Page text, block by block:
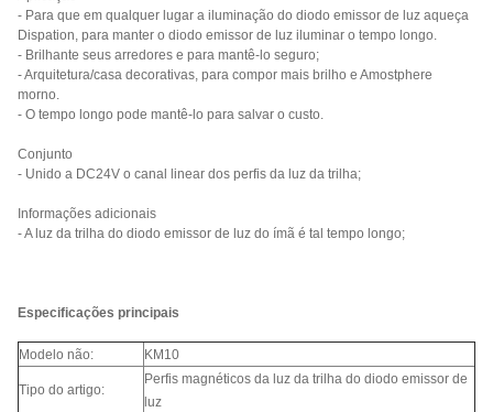
- Para que em qualquer lugar a iluminação do diodo emissor de luz aqueça
Dispation, para manter o diodo emissor de luz iluminar o tempo longo.
- Brilhante seus arredores e para mantê-lo seguro;
- Arquitetura/casa decorativas, para compor mais brilho e Amostphere
morno.
- O tempo longo pode mantê-lo para salvar o custo.
Conjunto
- Unido a DC24V o canal linear dos perfis da luz da trilha;
Informações adicionais
- A luz da trilha do diodo emissor de luz do ímã é tal tempo longo;
Especificações principais
Modelo não: KM10
Tipo do artigo:
Perfis magnéticos da luz da trilha do diodo emissor de
luz